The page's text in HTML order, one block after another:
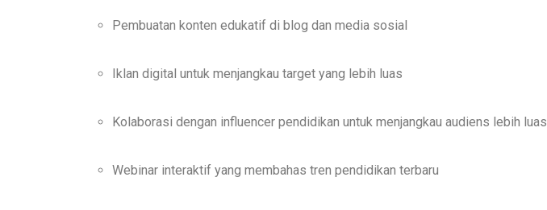
Pembuatan konten edukatif di blog dan media sosial
Iklan digital untuk menjangkau target yang lebih luas
Kolaborasi dengan influencer pendidikan untuk menjangkau audiens lebih luas
Webinar interaktif yang membahas tren pendidikan terbaru